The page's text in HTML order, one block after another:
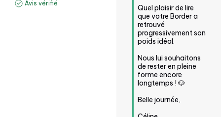
Avis vérifié
Quel plaisir de lire
que votre Border a
retrouvé
progressivement son
poids idéal.
Nous lui souhaitons
de rester en pleine
forme encore
longtemps ! 🐶
Belle journée,